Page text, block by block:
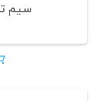
سیم تلفن 4 رشته